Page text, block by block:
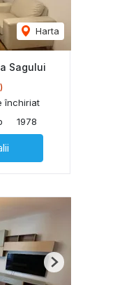
Harta
Sagului
închiriat
1978
Next